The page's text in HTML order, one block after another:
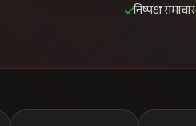
निष्पक्ष समाचार